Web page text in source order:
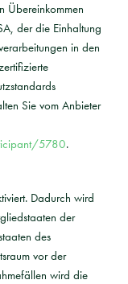
Übereinkommen
der die Einhaltung
in den
Sie vom Anbieter
5780.
Dadurch wird
der
des
vor der
wird die